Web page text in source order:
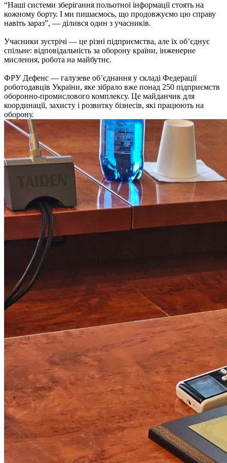
“Наші системи зберігання польотної інформації стоять на
кожному борту. І ми пишаємось, що продовжуємо цю справу
навіть зараз”, — ділився один з учасників.
Учасники зустрічі — це різні підприємства, але їх об’єднує
спільне: відповідальність за оборону країни, інженерне
мислення, робота на майбутнє.
ФРУ Дефенс — галузеве об’єднання у складі Федерації
роботодавців України, яке зібрало вже понад 250 підприємств
оборонно-промислового комплексу. Це майданчик для
координації, захисту і розвитку бізнесів, які працюють на
оборону.